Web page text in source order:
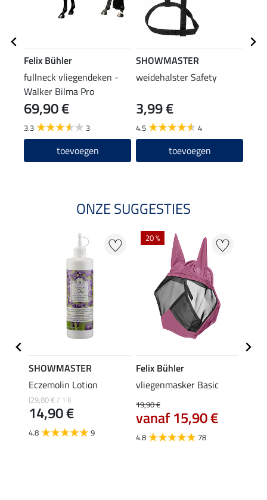
Felix Bühler
fullneck vliegendeken -
Walker Bilma Pro
69,90 €
3.3 3
toevoegen
SHOWMASTER
weidehalster Safety
3,99 €
4.5 4
toevoegen
ONZE SUGGESTIES
SHOWMASTER
Eczemolin Lotion
(29,80 € / 1 l)
14,90 €
4.8 9
20 %
Felix Bühler
vliegenmasker Basic
19,90 €
vanaf 15,90 €
4.8 78